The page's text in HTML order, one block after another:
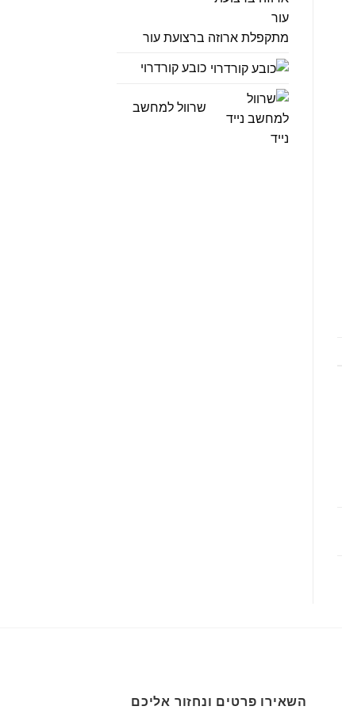
מתקפלת ארוזה ברצועת עור
כובע קורדרוי
שרוול למחשב
נייד
השאירו פרטים ונחזור אליכם